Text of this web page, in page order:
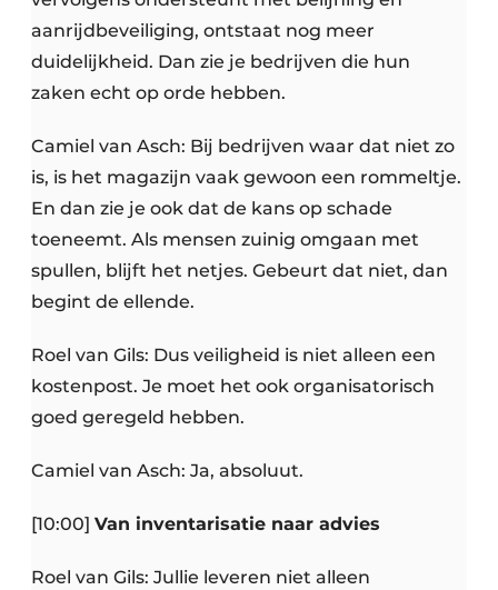
aanrijdbeveiliging, ontstaat nog meer
duidelijkheid. Dan zie je bedrijven die hun
zaken echt op orde hebben.
Camiel van Asch: Bij bedrijven waar dat niet zo
is, is het magazijn vaak gewoon een rommeltje.
En dan zie je ook dat de kans op schade
toeneemt. Als mensen zuinig omgaan met
spullen, blijft het netjes. Gebeurt dat niet, dan
begint de ellende.
Roel van Gils: Dus veiligheid is niet alleen een
kostenpost. Je moet het ook organisatorisch
goed geregeld hebben.
Camiel van Asch: Ja, absoluut.
[10:00] Van inventarisatie naar advies
Roel van Gils: Jullie leveren niet alleen